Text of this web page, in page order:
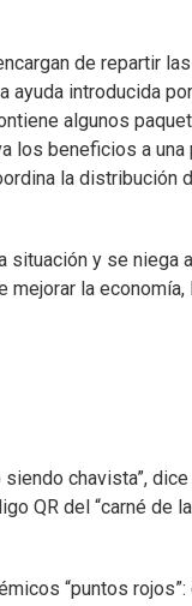
de repartir
introducida
algunos
los beneficios a
la distribución
y se niega
mejorar la
siendo chavista”,
QR del “carné de
“puntos